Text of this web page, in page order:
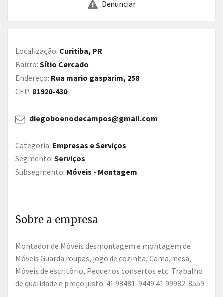
Denunciar
Localização: Curitiba, PR
Bairro: Sítio Cercado
Endereço: Rua mario gasparim, 258
CEP: 81920-430
diegoboenodecampos@gmail.com
Categoria: Empresas e Serviços
Segmento: Serviços
Subsegmento: Móveis - Montagem
Sobre a empresa
Montador de Móveis desmontagem e montagem de
Móveis Guarda roupas, jogo de cozinha, Cama,mesa,
Móveis de escritório, Pequenos consertos etc. Trabalho
de qualidade e preço justo. 41 98481-9449 41 99982-8559